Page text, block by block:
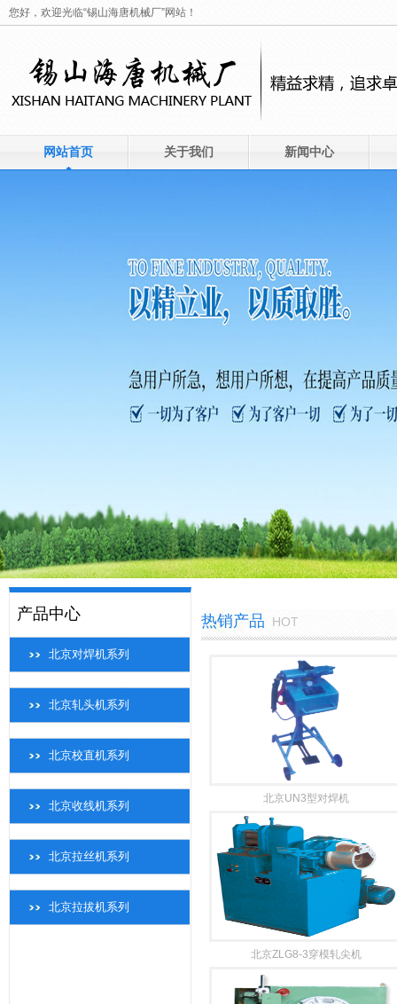
您好，欢迎光临“锡山海唐机械厂”网站！
网站首页 关于我们 新闻中心
产品中心
北京对焊机系列
北京轧头机系列
北京校直机系列
北京收线机系列
北京拉丝机系列
北京拉拔机系列
热销产品 HOT
北京UN3型对焊机
北京ZLG8-3穿模轧尖机